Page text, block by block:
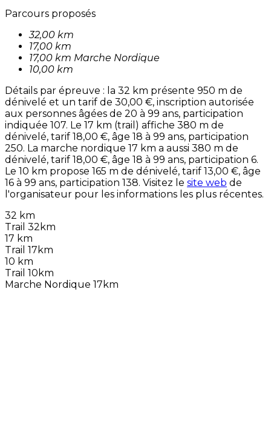
Parcours proposés
32,00 km
17,00 km
17,00 km Marche Nordique
10,00 km
Détails par épreuve : la 32 km présente 950 m de
dénivelé et un tarif de 30,00 €, inscription autorisée
aux personnes âgées de 20 à 99 ans, participation
indiquée 107. Le 17 km (trail) affiche 380 m de
dénivelé, tarif 18,00 €, âge 18 à 99 ans, participation
250. La marche nordique 17 km a aussi 380 m de
dénivelé, tarif 18,00 €, âge 18 à 99 ans, participation 6.
Le 10 km propose 165 m de dénivelé, tarif 13,00 €, âge
16 à 99 ans, participation 138. Visitez le site web de
l'organisateur pour les informations les plus récentes.
32 km
Trail 32km
17 km
Trail 17km
10 km
Trail 10km
Marche Nordique 17km